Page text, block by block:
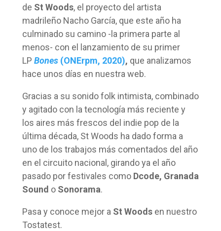
de St Woods, el proyecto del artista
madrileño Nacho García, que este año ha
culminado su camino -la primera parte al
menos- con el lanzamiento de su primer
LP Bones (ONErpm, 2020), que analizamos
hace unos días en nuestra web.
Gracias a su sonido folk intimista, combinado
y agitado con la tecnología más reciente y
los aires más frescos del indie pop de la
última década, St Woods ha dado forma a
uno de los trabajos más comentados del año
en el circuito nacional, girando ya el año
pasado por festivales como Dcode, Granada
Sound oSonorama.
Pasa y conoce mejor a St Woodsen nuestro
Tostatest.